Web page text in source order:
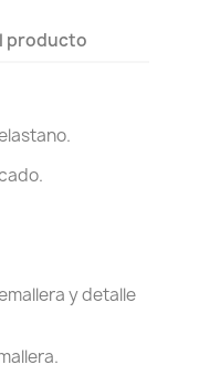
producto
y detalle